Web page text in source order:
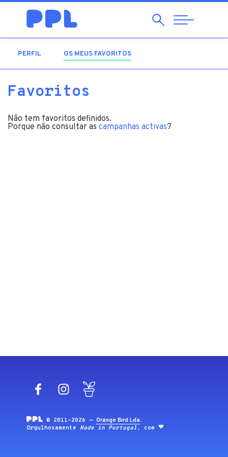
Pesquisar
Abrir
Navegação
PERFIL OS MEUS FAVORITOS
Favoritos
Não tem favoritos definidos.
Porque não consultar as campanhas activas?
FacebookInstagram
© 2011-2026 —Orange Bird Lda .
Orgulhosamente Made in Portugal , com